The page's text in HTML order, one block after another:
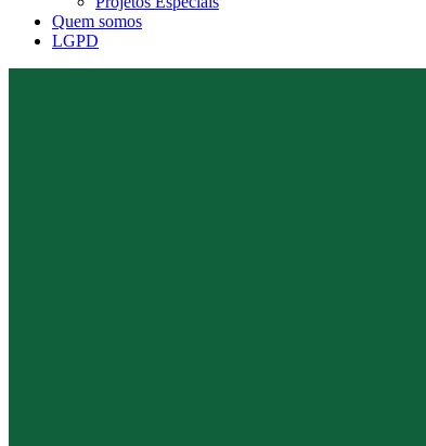
Quem somos
LGPD